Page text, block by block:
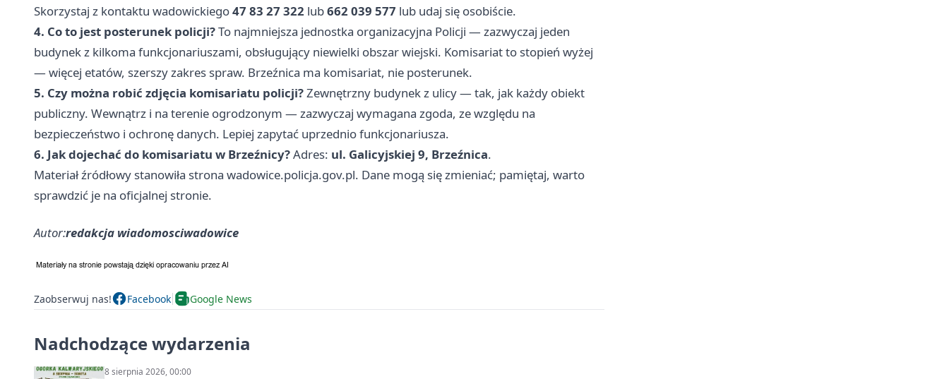
Skorzystaj z kontaktu wadowickiego47 83 27 322 lub662 039 577 lub udaj się osobiście.
4. Co to jest posterunek policji?To najmniejsza jednostka organizacyjna Policji — zazwyczaj jeden
budynek z kilkoma funkcjonariuszami, obsługujący niewielki obszar wiejski. Komisariat to stopień wyżej
— więcej etatów, szerszy zakres spraw. Brzeźnica ma komisariat, nie posterunek.
5. Czy można robić zdjęcia komisariatu policji?Zewnętrzny budynek z ulicy — tak, jak każdy obiekt
publiczny. Wewnątrz i na terenie ogrodzonym — zazwyczaj wymagana zgoda, ze względu na
bezpieczeństwo i ochronę danych. Lepiej zapytać uprzednio funkcjonariusza.
6. Jak dojechać do komisariatu w Brzeźnicy?Adres: ul. Galicyjskiej 9, Brzeźnica.
Materiał źródłowy stanowiła strona wadowice.policja.gov.pl. Dane mogą się zmieniać; pamiętaj, warto
sprawdzić je na oficjalnej stronie.
Autor:redakcja wiadomosciwadowice
Zaobserwuj nas! Facebook Google News
Nadchodzące wydarzenia
8 sierpnia 2026, 00:00